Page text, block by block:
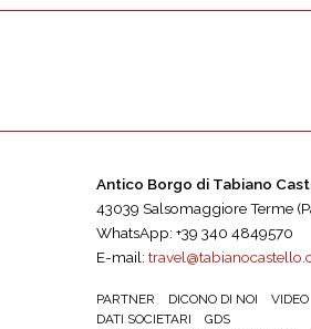
Antico Borgo di Tabiano
43039 Salsomaggiore Terme
WhatsApp: +39 340 4849570
E-mail:
PARTNER DICONO DI NOI VIDEO
DATI SOCIETARI
GDS